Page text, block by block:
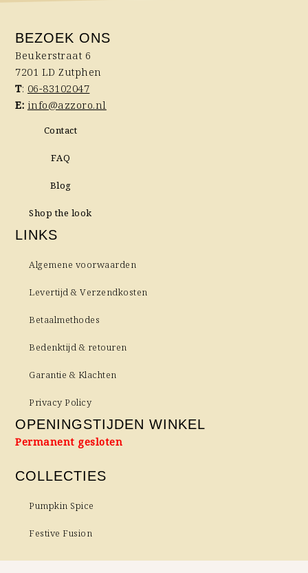
BEZOEK ONS
Beukerstraat 6
7201 LD Zutphen
T: 06-83102047
E: info@azzoro.nl
Contact
FAQ
Blog
Shop the look
LINKS
Algemene voorwaarden
Levertijd & Verzendkosten
Betaalmethodes
Bedenktijd & retouren
Garantie & Klachten
Privacy Policy
OPENINGSTIJDEN WINKEL
Permanent gesloten
COLLECTIES
Pumpkin Spice
Festive Fusion